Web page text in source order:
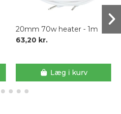
20mm 70w heater - 1m
63,20 kr.
Læg i kurv